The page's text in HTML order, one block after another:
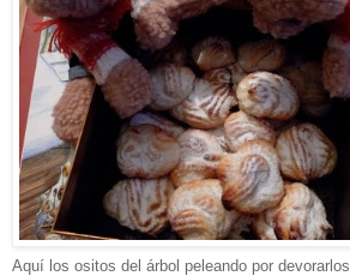
Aquí los ositos del árbol peleando por devorarlos.